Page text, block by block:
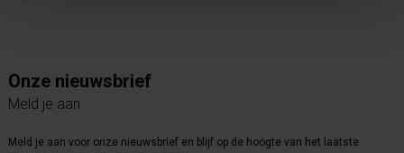
Onze nieuwsbrief
Meld je aan
Meld je aan voor onze nieuwsbrief en blijf op de hoogte van het laatste